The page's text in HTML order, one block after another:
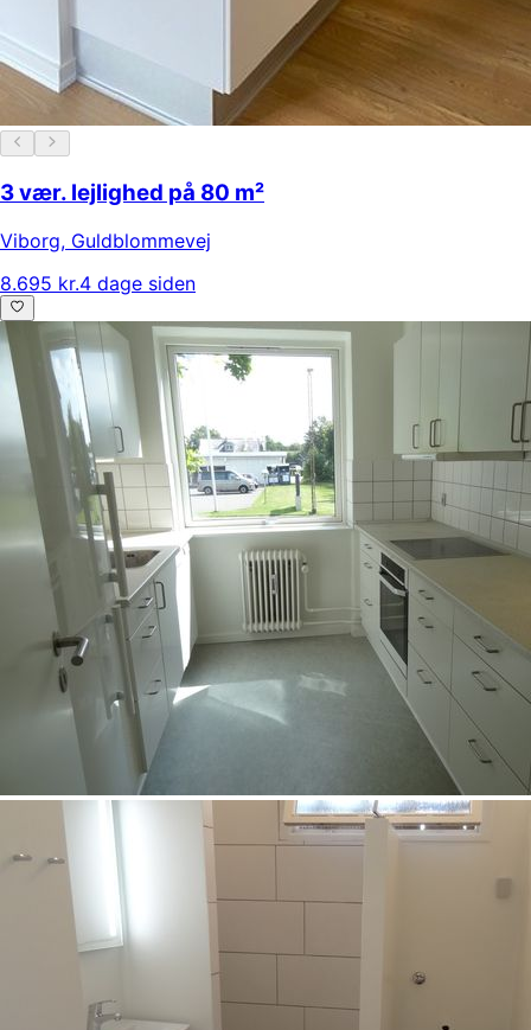
3 vær. lejlighed på 80 m²
Viborg, Guldblommevej
8.695 kr.4 dage siden